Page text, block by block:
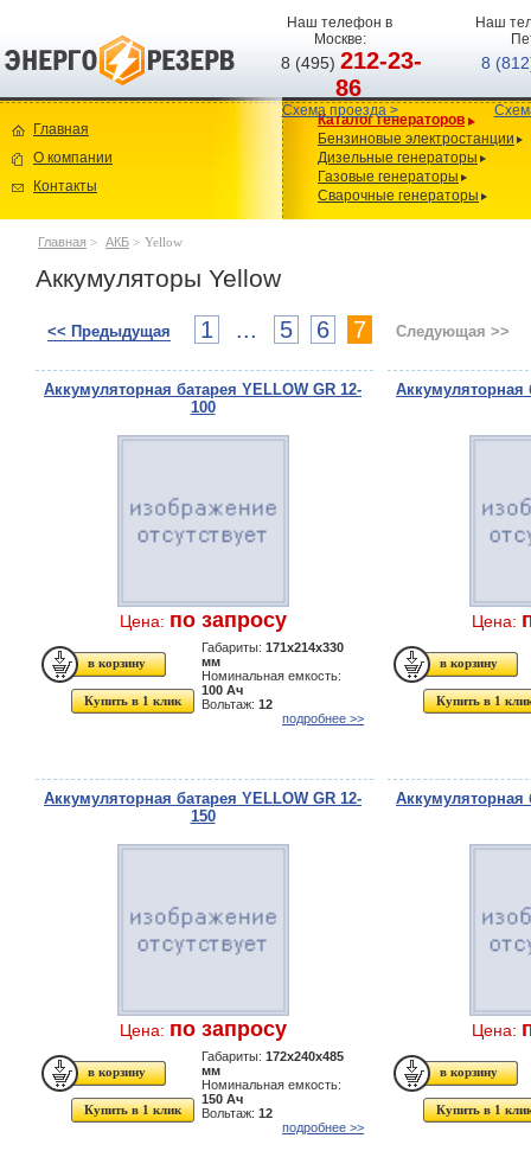
Наш телефон в
Москве:
8 (495)212-23-
86
Схема проезда >
Наш
8
Главная
О компании
Контакты
Каталог генераторов
Бензиновые электростанции
Дизельные генераторы
Газовые генераторы
Сварочные генераторы
Главная > АКБ > Yellow
Аккумуляторы Yellow
<< Предыдущая 1 ... 5 6 7 Следующая >>
Аккумуляторная батарея YELLOW GR 12-
100
Цена: по запросу
Купить в 1 клик
Габариты: 171x214x330
мм
Номинальная емкость:
100 Ач
Вольтаж: 12
подробнее >>
Аккумуляторная
Цена:
Купить в 1
Аккумуляторная батарея YELLOW GR 12-
150
Цена: по запросу
Купить в 1 клик
Габариты: 172x240x485
мм
Номинальная емкость:
150 Ач
Вольтаж: 12
подробнее >>
Аккумуляторная
Цена:
Купить в 1